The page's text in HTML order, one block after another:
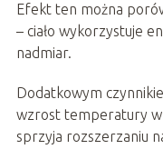
Efekt ten można
– ciało wykorzystuje
nadmiar.
Dodatkowym
wzrost temperatury w
sprzyja rozszerzaniu